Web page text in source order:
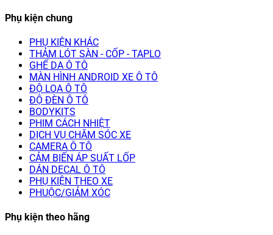
Phụ kiện chung
PHỤ KIỆN KHÁC
THẢM LÓT SÀN - CỐP - TAPLO
GHẾ DA Ô TÔ
MÀN HÌNH ANDROID XE Ô TÔ
ĐỘ LOA Ô TÔ
ĐỘ ĐÈN Ô TÔ
BODYKITS
PHIM CÁCH NHIỆT
DỊCH VỤ CHĂM SÓC XE
CAMERA Ô TÔ
CẢM BIẾN ÁP SUẤT LỐP
DÁN DECAL Ô TÔ
PHỤ KIỆN THEO XE
PHUỘC/GIẢM XÓC
Phụ kiện theo hãng